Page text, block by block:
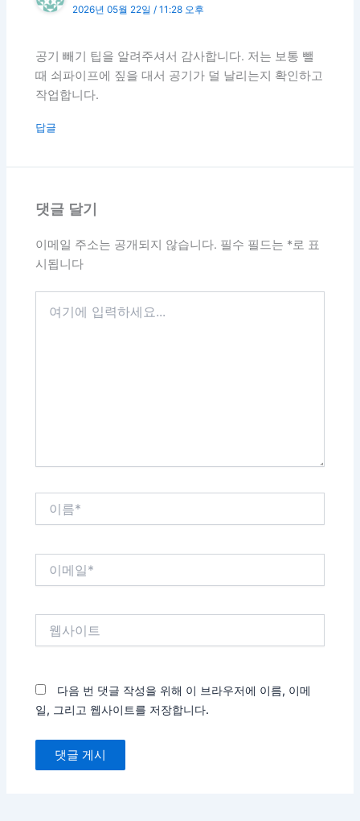
2026년 05월 22일 / 11:28 오후
공기 빼기 팁을 알려주셔서 감사합니다. 저는 보통 뺄
때 쇠파이프에 짚을 대서 공기가 덜 날리는지 확인하고
작업합니다.
답글
댓글 달기
이메일 주소는 공개되지 않습니다. 필수 필드는 *로 표
시됩니다
다음 번 댓글 작성을 위해 이 브라우저에 이름, 이메
일, 그리고 웹사이트를 저장합니다.